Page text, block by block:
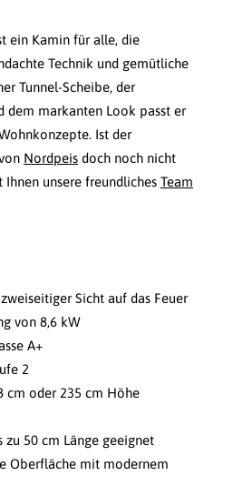
ein Kamin für alle, die
Technik und gemütliche
Tunnel-Scheibe, der
dem markanten Look passt er
Ist der
Nordpeis doch noch nicht
unsere freundliches Team
Sicht auf das Feuer
von 8,6 kW
A+
2
cm oder 235 cm Höhe
50 cm Länge geeignet
Oberfläche mit modernem